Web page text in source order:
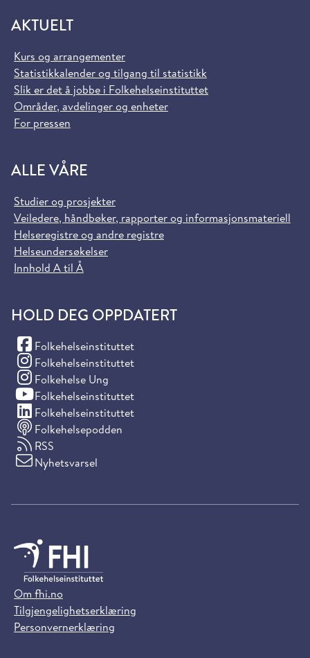
AKTUELT
Kurs og arrangementer
Statistikkalender og tilgang til statistikk
Slik er det å jobbe i Folkehelseinstituttet
Områder, avdelinger og enheter
For pressen
ALLE VÅRE
Studier og prosjekter
Veiledere, håndbøker, rapporter og informasjonsmateriell
Helseregistre og andre registre
Helseundersøkelser
Innhold A til Å
HOLD DEG OPPDATERT
Folkehelseinstituttet
(Facebook)
Folkehelseinstituttet
(Instagram)
Folkehelse Ung
(Instagram)
Folkehelseinstituttet
(YouTube)
Folkehelseinstituttet
(LinkedIn)
Folkehelsepodden
RSS
Nyhetsvarsel
Om fhi.no
Tilgjengelighetserklæring
Personvernerklæring